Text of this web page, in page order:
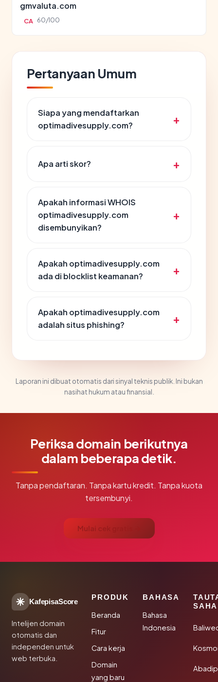
gmvaluta.com
CA 60/100
Pertanyaan Umum
Siapa yang mendaftarkan
optimadivesupply.com?
Apa arti skor?
Apakah informasi WHOIS
optimadivesupply.com
disembunyikan?
Apakah optimadivesupply.com
ada di blocklist keamanan?
Apakah optimadivesupply.com
adalah situs phishing?
Laporan ini dibuat otomatis dari sinyal teknis publik. Ini bukan
nasihat hukum atau finansial.
Periksa domain berikutnya
dalam beberapa detik.
Tanpa pendaftaran. Tanpa kartu kredit. Tanpa kuota
tersembunyi.
Mulai cek gratis →
KafepisaScore
Intelijen domain
otomatis dan
independen untuk
web terbuka.
PRODUK
Beranda
Fitur
Cara kerja
Domain
yang baru
BAHASA
Bahasa
Indonesia